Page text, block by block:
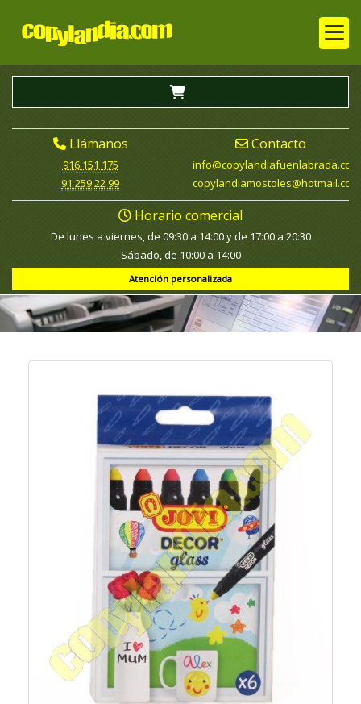
Llámanos
916 151 175
91 259 22 99
Contacto
info
copylandiafuenlabrada.com
copylandiamostoles
hotmail.com
Horario comercial
De lunes a viernes, de 09:30 a 14:00 y de 17:00 a 20:30
Sábado, de 10:00 a 14:00
Atención personalizada